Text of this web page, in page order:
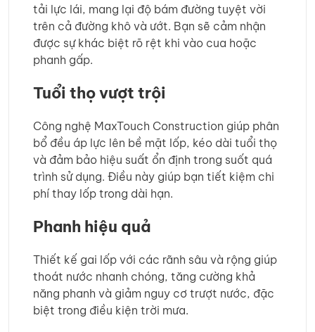
tải lực lái, mang lại độ bám đường tuyệt vời
trên cả đường khô và ướt. Bạn sẽ cảm nhận
được sự khác biệt rõ rệt khi vào cua hoặc
phanh gấp.
Tuổi thọ vượt trội
Công nghệ MaxTouch Construction giúp phân
bổ đều áp lực lên bề mặt lốp, kéo dài tuổi thọ
và đảm bảo hiệu suất ổn định trong suốt quá
trình sử dụng. Điều này giúp bạn tiết kiệm chi
phí thay lốp trong dài hạn.
Phanh hiệu quả
Thiết kế gai lốp với các rãnh sâu và rộng giúp
thoát nước nhanh chóng, tăng cường khả
năng phanh và giảm nguy cơ trượt nước, đặc
biệt trong điều kiện trời mưa.